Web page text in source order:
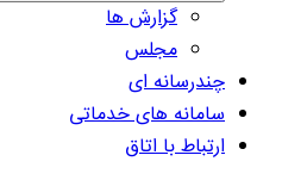
گزارش ها
مجلس
چندرسانه ای
سامانه های خدماتی
ارتباط با اتاق